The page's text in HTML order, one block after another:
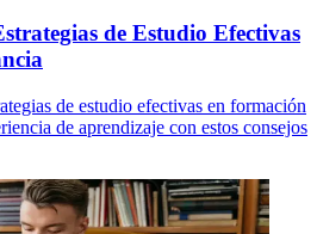
de Estudio Efectivas
de estudio efectivas en formación
de aprendizaje con estos consejos